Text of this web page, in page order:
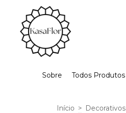
Sobre Todos Produtos
Início > Decorativos